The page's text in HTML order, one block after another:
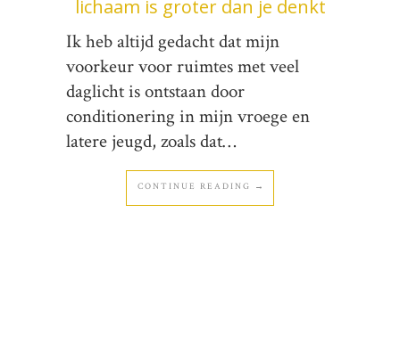
lichaam is groter dan je denkt
Ik heb altijd gedacht dat mijn
voorkeur voor ruimtes met veel
daglicht is ontstaan door
conditionering in mijn vroege en
latere jeugd, zoals dat…
CONTINUE READING →